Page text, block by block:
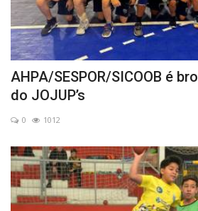
AHPA/SESPOR/SICOOB é
do JOJUP’s
0 1012